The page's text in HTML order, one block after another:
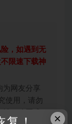
，如遇到无
限速下载神
为网友分享
使用，请勿
×